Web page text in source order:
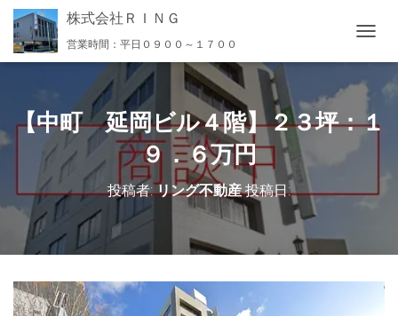
株式会社ＲＩＮＧ
営業時間：平日０９００～１７００
ビ
ー
シ
ョ
り
【中町 延岡ビル４階】２３坪：１
９．６万円
投稿者:リング不動産投稿日: